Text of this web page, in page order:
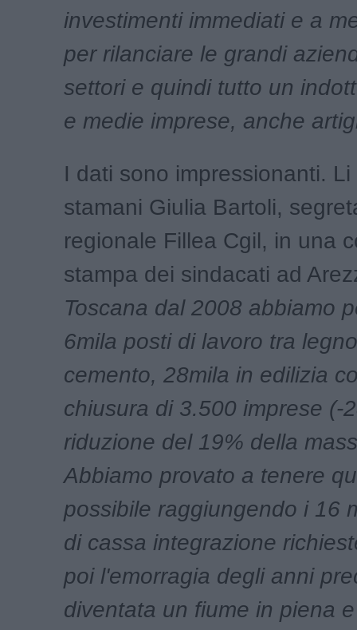
investimenti immediati e a
per rilanciare le grandi
settori e quindi tutto un
e medie imprese, anche
I dati sono impressionanti.
stamani Giulia Bartoli,
regionale Fillea Cgil, in una
stampa dei sindacati ad
Toscana dal 2008 abbiamo
6mila posti di lavoro tra
cemento, 28mila in edilizia
chiusura di 3.500 imprese (-
riduzione del 19% della
Abbiamo provato a tenere
possibile raggiungendo i 16
di cassa integrazione
poi l'emorragia degli anni
diventata un fiume in piena